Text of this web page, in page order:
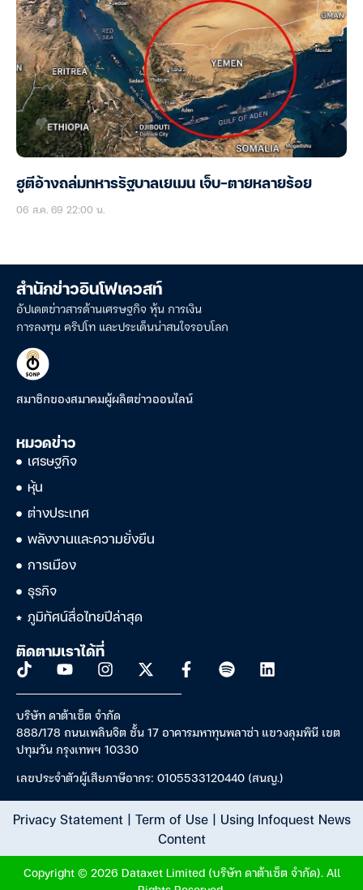
ฮูตีอ้างถล่มทหารรัฐบาลเยเมน เจ็บ-ตายหลายร้อย
06 ส.ค. 69 22:00 น.
สำนักข่าวอินโฟเควสท์
อัปเดตข่าวสารด้านเศรษฐกิจ หุ้น การเงิน
การลงทุน คริปโท และประเด็นน่าสนใจรอบโลก
สมาชิกของสมาคมผู้ผลิตข่าวออนไลน์
หมวดข่าว
เศรษฐกิจ
หุ้น
ต่างประเทศ
พลังงานและความยั่งยืน
การเมือง
ธุรกิจ
ภูมิทัศน์สื่อไทยปีล่าสุด
ติดตามเราได้ที่
บริษัท ดาต้าเซ็ต จำกัด
888/178 ถนนเพลินจิต ชั้น 17 อาคารมหาทุนพลาซ่า แขวงลุมพินี เขต
ปทุมวัน กรุงเทพฯ 10330
เลขประจำตัวผู้เสียภาษีอากร: 0105533120440 (สนญ.)
Privacy Statement| Term of Use| Using Infoquest News
Content
Copyright © 2026 Dataxet Limited (บริษัท ดาต้าเซ็ต จำกัด). All